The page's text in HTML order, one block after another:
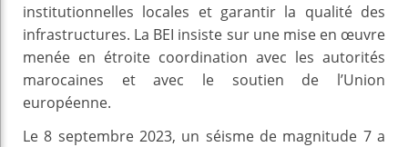
institutionnelles locales et garantir la qualité des
infrastructures. La BEI insiste sur une mise en œuvre
menée en étroite coordination avec les autorités
marocaines et avec le soutien de l’Union
européenne.
Le 8 septembre 2023, un séisme de magnitude 7 a